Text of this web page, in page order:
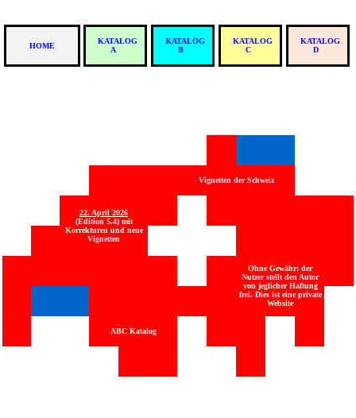
HOME
KATALOG
A
KATALOG
B
KATALOG
C
KATALOG
D
Vignetten der Schweiz
22. April 2026
(Edition 5.4) mit
Korrekturen und neue
Vignetten
Ohne Gewähr: der
Nutzer stellt den Autor
von jeglicher Haftung
frei. Dies ist eine private
Website
ABC Katalog